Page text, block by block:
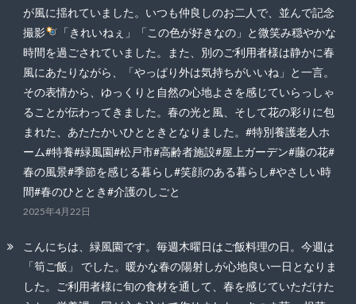
が風に揺れていました。いつも仲良しのお二人で、並んで記念
撮影
「きれいねぇ」「この色が好きなの」と微笑み穏やかな
時間を過ごされていました。また、別のご利用者様は静かに春
風にあたりながら、「やっぱり外は気持ちがいいね」と一言。
その表情から、ゆっくりと自然の心地よさを感じていらっしゃ
ることが伝わってきました。春の光と風、そして花の彩りに包
まれた、あたたかいひとときとなりました。#特別養護老人ホ
ーム#特養#緑風園#松戸市#高齢者施設#屋上ガーデン#藤の花#
春の風景#季節を感じる暮らし#笑顔のある暮らし#やさしい時
間#春のひととき#介護のしごと
2025年4月22日
こんにちは、緑風園です。毎週木曜日はご飯料理の日。今週は
「筍ご飯」 でした。暖かな春の陽射しが心地良い一日となりま
した。ご利用者様に旬の食材を通して、春を感じていただけた